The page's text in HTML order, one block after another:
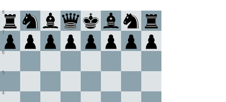
4
5
6
7
8